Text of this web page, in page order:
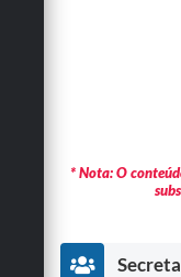
* Nota: O